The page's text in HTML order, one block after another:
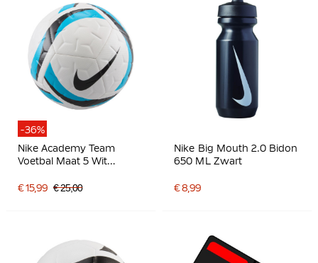
-36%
Nike Academy Team
Voetbal Maat 5 Wit
€ 15,99 € 25,00
Nike Big Mouth 2.0 Bidon
650 ML Zwart
€ 8,99